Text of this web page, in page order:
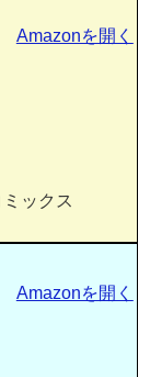
ックス
Amazonを開く
Amazonを開く